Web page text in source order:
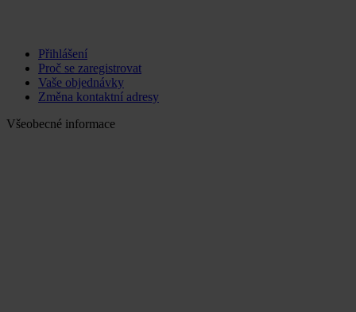
Přihlášení
Proč se zaregistrovat
Vaše objednávky
Změna kontaktní adresy
Všeobecné informace